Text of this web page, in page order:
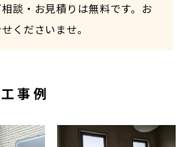
談・お見積りは無料です。お
くださいませ。
事例